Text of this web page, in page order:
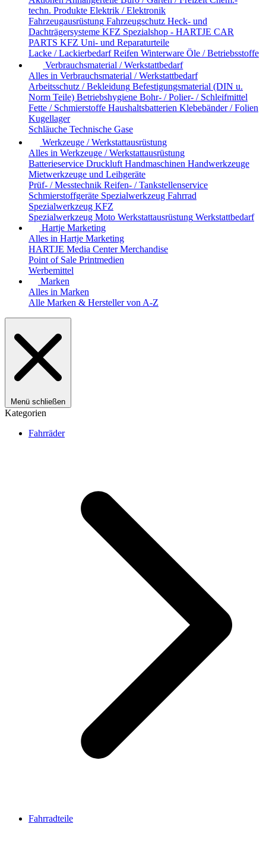
techn. Produkte Elektrik / Elektronik
Fahrzeugausrüstung Fahrzeugschutz Heck- und
Dachträgersysteme KFZ Spezialshop - HARTJE CAR
PARTS KFZ Uni- und Reparaturteile
Lacke / Lackierbedarf Reifen Winterware Öle / Betriebsstoffe
Verbrauchsmaterial / Werkstattbedarf
Alles in Verbrauchsmaterial / Werkstattbedarf
Arbeitsschutz / Bekleidung Befestigungsmaterial (DIN u.
Norm Teile) Betriebshygiene Bohr- / Polier- / Schleifmittel
Fette / Schmierstoffe Haushaltsbatterien Klebebänder / Folien
Kugellager
Schläuche Technische Gase
Werkzeuge / Werkstattausrüstung
Alles in Werkzeuge / Werkstattausrüstung
Batterieservice Druckluft Handmaschinen Handwerkzeuge
Mietwerkzeuge und Leihgeräte
Prüf- / Messtechnik Reifen- / Tankstellenservice
Schmierstoffgeräte Spezialwerkzeug Fahrrad
Spezialwerkzeug KFZ
Spezialwerkzeug Moto Werkstattausrüstung Werkstattbedarf
Hartje Marketing
Alles in Hartje Marketing
HARTJE Media Center Merchandise
Point of Sale Printmedien
Werbemittel
Marken
Alles in Marken
Alle Marken & Hersteller von A-Z
Menü schließen
Kategorien
Fahrräder
Fahrradteile